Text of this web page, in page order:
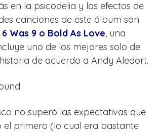
en la psicodelia y los efectos de
canciones de este álbum son
Was 9 o Bold As Love, una
uno de los mejores solo de
de acuerdo a Andy Aledort.
no superó las expectativas que
el primero (lo cual era bastante